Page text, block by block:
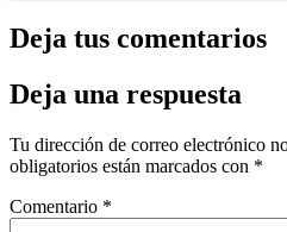
Deja tus comentarios
Deja una respuesta
Tu dirección de correo electrónico
obligatorios están marcados con *
Comentario *